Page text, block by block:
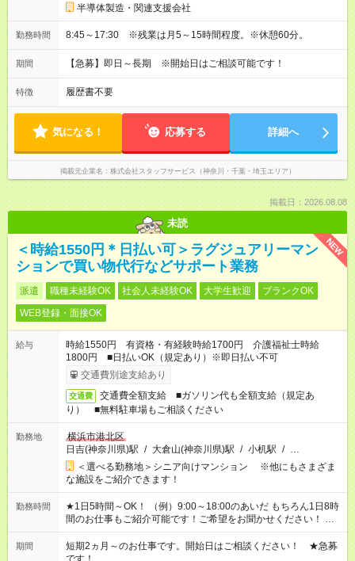
半導体製造・関連支援会社
勤務時間 8:45～17:30 ※残業は月5～15時間程度。※休憩60分。
期間 【急募】即日～長期 ※開始日はご相談可能です！
特徴 履歴書不要
気になる！ 応募する 詳細へ
掲載元企業名 株式会社スタッフサービス（神奈川・千葉・埼玉エリア）
掲載日：2026.08.08
未読
NEW
＜時給1550円＊日払い可＞ラグジュアリーマン
ションで買い物代行などサポート業務
派遣 職種未経験OK 社会人未経験OK 大学生歓迎
ブランクOK
WEB登録・面接OK
給与
時給1550円 有資格・有経験時給1700円 介護福祉士時給
1800円 ■日払いOK（規定あり）※即日払い不可
交通費別途支給あり
交通費
交通費全額支給 ■ガソリン代も全額支給（規定あ
り） ■無料駐車場もご相談ください
勤務地
横浜市港北区
日吉(神奈川県)駅 / 大倉山(神奈川県)駅 / 小机駅 / …
＜選べる勤務地＞シニア向けマンション ※他にもさまざま
な施設をご紹介できます！
勤務時間
★1日5時間～OK！ （例）9:00～18:00のあいだ もちろん1日8時
間のお仕事もご紹介可能です！ご希望をお聞かせください！ ★
家庭の都合でお休みが必要な場合も遠慮なくご相談ください。
※週最低15時間以上の勤務が必要です
期間
短期2ヵ月～のお仕事です。開始日はご相談ください！ ★急募
です！